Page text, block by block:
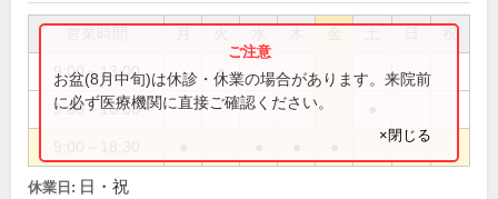
祝
9:00～13:00 ●
9:00～16:00
お盆(8月中旬)は休診・休業の場合があります。来院前
に必ず医療機関に直接ご確認ください。
×閉じる
休業日: 日・祝